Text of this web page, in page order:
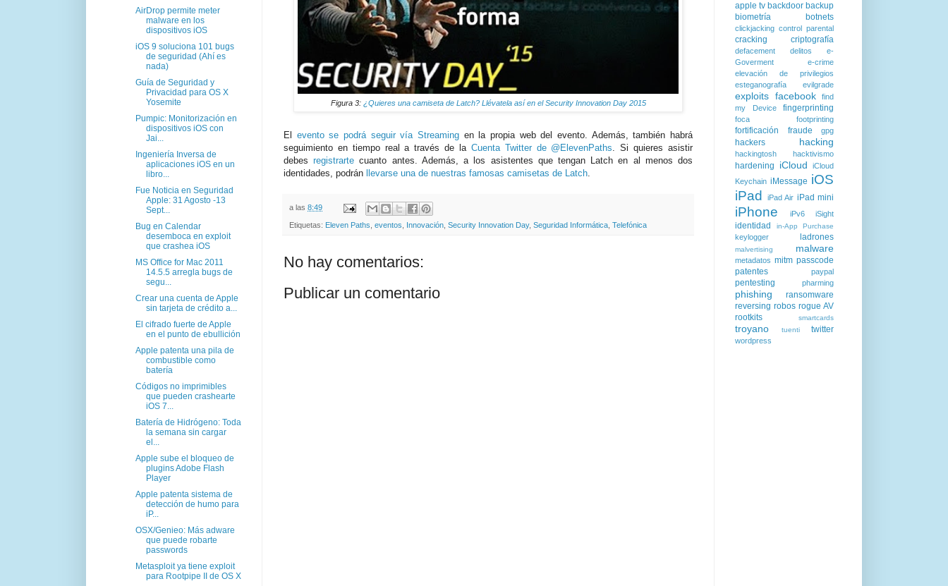
Figura 3: ¿Quieres una camiseta de Latch? Llévatela así en el Security Innovation Day 2015
El evento se podrá seguir vía Streaming en la propia web del evento. Además, también habrá
seguimiento en tiempo real a través de la Cuenta Twitter de @ElevenPaths. Si quieres asistir
debesregistrarte cuanto antes. Además, a los asistentes que tengan Latch en al menos dos
identidades, podrán
llevarse una de nuestras famosas camisetas de Latch.
a las 8:49
Etiquetas: Eleven Paths eventos Innovación Security Innovation Day, Seguridad Informática Telefónica
No hay comentarios:
Publicar un comentario
AirDrop permite meter
malware en los
dispositivos iOS
iOS 9 soluciona 101 bugs
de seguridad (Ahí es
nada)
Guía de Seguridad y
Privacidad para OS X
Yosemite
Pumpic: Monitorización en
dispositivos iOS con
Jai...
Ingeniería Inversa de
aplicaciones iOS en un
libro...
Fue Noticia en Seguridad
Apple: 31 Agosto -13
Sept...
Bug en Calendar
desemboca en exploit
que crashea iOS
MS Office for Mac 2011
14.5.5 arregla bugs de
segu...
Crear una cuenta de Apple
sin tarjeta de crédito a...
El cifrado fuerte de Apple
en el punto de ebullición
Apple patenta una pila de
combustible como
batería
Códigos no imprimibles
que pueden crashearte
iOS 7...
Batería de Hidrógeno: Toda
la semana sin cargar
el...
Apple sube el bloqueo de
plugins Adobe Flash
Player
Apple patenta sistema de
detección de humo para
iP...
OSX/Genieo: Más adware
que puede robarte
passwords
Metasploit ya tiene exploit
para Rootpipe II de OS X
apple tv backdoor backup
biometría
botnets
clickjacking control parental
cracking criptografía
defacement delitos
e-
Goverment
e-crime
elevación de privilegios
esteganografía
evilgrade
exploits facebook
find
my Device
fingerprinting
foca footprinting
fortificación fraude gpg
hackers hacking
hackingtosh hacktivismo
hardening iCloud
iCloud
Keychain iMessage iOS
iPad
iPad Air iPad mini
iPhone iPv6 iSight
identidad in-App Purchase
keylogger ladrones
malvertising malware
metadatos mitm passcode
patentes
paypal
pentesting pharming
phishing
ransomware
reversing robos rogue AV
rootkits
smartcards
troyano tuenti twitter
wordpress